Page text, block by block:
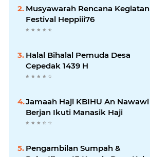
Musyawarah Rencana Kegiatan
Festival Heppiii76
Halal Bihalal Pemuda Desa
Cepedak 1439 H
Jamaah Haji KBIHU An Nawawi
Berjan Ikuti Manasik Haji
Pengambilan Sumpah &